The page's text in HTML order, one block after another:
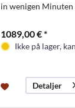
in wenigen
1089,00 € *
Ikke på lager,
Detaljer